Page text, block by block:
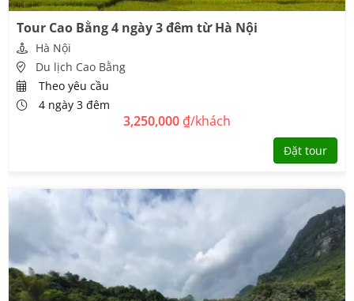
Tour Cao Bằng 4 ngày 3 đêm từ Hà Nội
Hà Nội
Du lịch Cao Bằng
Theo yêu cầu
4 ngày 3 đêm
3,250,000 ₫/khách
Đặt tour